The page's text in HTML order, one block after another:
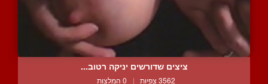
ציצים שדורשים יניקה רטוב...
3562 צפיות | 0 המלצות